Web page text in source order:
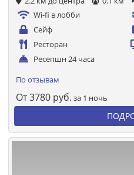
Wi-fi в лобби
Сейф
Ресторан
Ресепшн 24 часа
По отзывам
От3780 руб. за 1 ночь